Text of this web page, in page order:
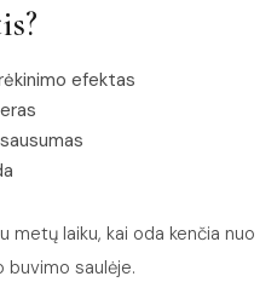
efektas
metų laiku, kai oda kenčia nuo
saulėje.